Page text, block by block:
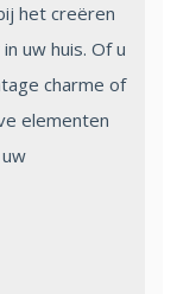
het creëren
uw huis. Of u
charme of
elementen